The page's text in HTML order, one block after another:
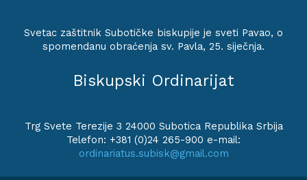
Svetac zaštitnik Subotičke biskupije je sveti Pavao, o
spomendanu obraćenja sv. Pavla, 25. siječnja.
Biskupski Ordinarijat
Trg Svete Terezije 3 24000 Subotica Republika Srbija
Telefon: +381 (0)24 265-900 e-mail:
ordinariatus.subisk@gmail.com